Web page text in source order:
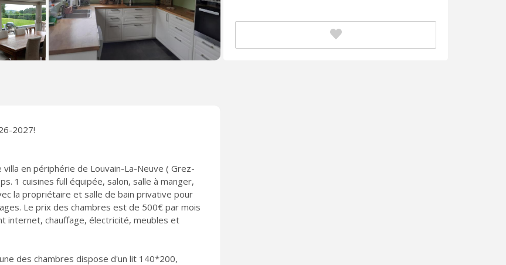
2027!
en périphérie de Louvain-La-Neuve ( Grez-
1 cuisines full équipée, salon, salle à manger,
la propriétaire et salle de bain privative pour
Le prix des chambres est de 500€ par mois
internet, chauffage, électricité, meubles et
des chambres dispose d'un lit 140*200,